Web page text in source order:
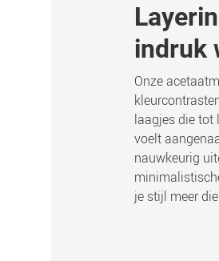
indruk
Onze
laagjes die tot
voelt
nauwkeurig
je stijl meer